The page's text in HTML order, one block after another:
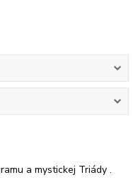
a mystickej Triády .